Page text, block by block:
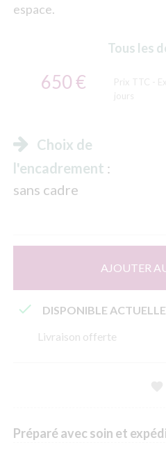
espace.
Tous les
650 € Prix TTC
-
jours
Choix de
l'encadrement :
sans cadre
AJOUTER
 DISPONIBLE
Livraison offerte
Préparé avec soin et